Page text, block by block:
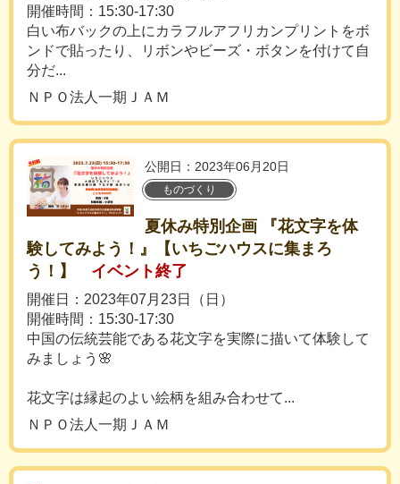
開催時間：15:30-17:30
白い布バックの上にカラフルアフリカンプリントをボ
ンドで貼ったり、リボンやビーズ・ボタンを付けて自
分だ...
ＮＰＯ法人一期ＪＡＭ
公開日：2023年06月20日
ものづくり
夏休み特別企画 『花文字を体
験してみよう！』【いちごハウスに集まろ
う！】
イベント終了
開催日：2023年07月23日（日）
開催時間：15:30-17:30
中国の伝統芸能である花文字を実際に描いて体験して
みましょう🌸
花文字は縁起のよい絵柄を組み合わせて...
ＮＰＯ法人一期ＪＡＭ